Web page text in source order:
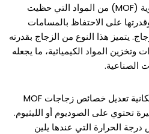
تعتبر الزجاجات المعدنية العضوية (MOF) من المواد التي حظيت
على الاحتفاظ بالمسامات
يتميز هذا النوع من الزجاج بقدرته
المواد الكيميائية، ما يجعله
الصناعية.
وقد أظهرت الأبحاث الحديثة إمكانية تعديل خصائص زجاجات MOF
تحتوي على الصوديوم أو الليثيوم.
الحرارة التي عندها يلين